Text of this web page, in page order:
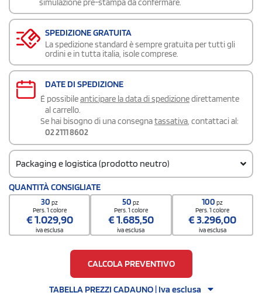
simulazione pre-stampa da confermare.
SPEDIZIONE GRATUITA
La spedizione standard è sempre gratuita per tutti gli
ordini e in tutta italia, isole comprese.
DATE DI SPEDIZIONE
É possibileanticipare la data di spedizionedirettamente
al carrello.
Se hai bisogno di una consegnatassativa, contattaci al:
02 2111 8602
Packaging e logistica (prodotto neutro)
Codice doganale
62034311
QUANTITÀ CONSIGLIATE
30pz
Pers. 1 colore
€1.029,90
iva esclusa
50pz
Pers. 1 colore
€1.685,50
iva esclusa
100pz
Pers. 1 colore
€3.296,00
iva esclusa
CALCOLA PREVENTIVO
TABELLA PREZZI CADAUNO | Iva esclusa